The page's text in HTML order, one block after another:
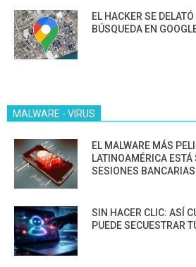
EL HACKER SE
BÚSQUEDA EN
MALWARE - VIRUS
EL MALWARE MÁS
LATINOAMÉRICA ESTÁ
SESIONES
SIN HACER CLIC: ASÍ
PUEDE SECUESTRAR